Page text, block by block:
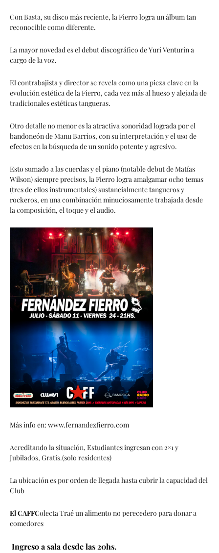
Con Basta, su disco más reciente, la Fierro logra un álbum tan
reconocible como diferente.
La mayor novedad es el debut discográfico de Yuri Venturin a
cargo de la voz.
El contrabajista y director se revela como una pieza clave en la
evolución estética de la Fierro, cada vez más al hueso y alejada de
tradicionales estéticas tangueras.
Otro detalle no menor es la atractiva sonoridad lograda por el
bandoneón de Manu Barrios, con su interpretación y el uso de
efectos en la búsqueda de un sonido potente y agresivo.
Esto sumado a las cuerdas y el piano (notable debut de Matías
Wilson) siempre precisos, la Fierro logra amalgamar ocho temas
(tres de ellos instrumentales) sustancialmente tangueros y
rockeros, en una combinación minuciosamente trabajada desde
la composición, el toque y el audio.
Más info en: www.fernandezfierro.com
Acreditando la situación, Estudiantes ingresan con 2×1 y
Jubilados, Gratis.(solo residentes)
La ubicación es por orden de llegada hasta cubrir la capacidad del
Club
El CAFFColecta Traé un alimento no perecedero para donar a
comedores
Ingreso a sala desde las 20hs.